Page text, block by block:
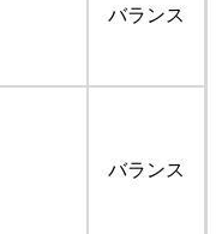
バランス
バランス